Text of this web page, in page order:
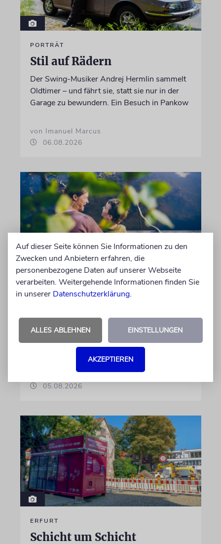
PORTRÄT
Stil auf Rädern
Der Swing-Musiker Andrej Hermlin sammelt
Oldtimer – und fährt sie, statt sie nur in der
Garage zu bewundern. Ein Besuch in Pankow
von Imanuel Marcus
06.08.2026
Hilfe im Alltag
dass ausgerechnet die Unterstützung gekürzt
wird, die ihnen ein selbstbestimmtes Leben
ermöglicht
von Christine Schmitt
05.08.2026
ERFURT
Schicht um Schicht
Auf dieser Seite können Sie Informationen zu den
Zwecken und Anbietern erfahren, die
personenbezogene Daten auf unserer Webseite
verarbeiten. Weitergehende Informationen finden Sie
in unserer Datenschutzerklärung.
ALLES ABLEHNEN EINSTELLUNGEN
AKZEPTIEREN